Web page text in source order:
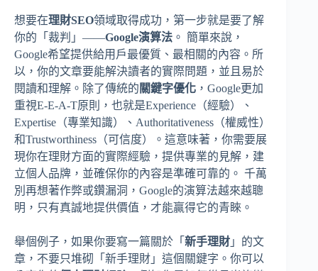
想要在理財SEO領域取得成功，第一步就是要了解
你的「裁判」——Google演算法 。 簡單來說，
Google希望提供給用戶最優質、最相關的內容。所
以，你的文章要能解決讀者的實際問題，並且易於
閱讀和理解。除了傳統的 關鍵字優化 ，Google更加
重視E-E-A-T原則，也就是Experience（經驗）、
Expertise（專業知識）、Authoritativeness（權威性）
和Trustworthiness（可信度）。這意味著，你需要展
現你在理財方面的實際經驗，提供專業的見解，建
立個人品牌，並確保你的內容是準確可靠的。 千萬
別再想著作弊或鑽漏洞，Google的演算法越來越聰
明，只有真誠地提供價值，才能贏得它的青睞。
舉個例子，如果你要寫一篇關於「 新手理財 」的文
章，不要只堆砌「新手理財」這個關鍵字。你可以